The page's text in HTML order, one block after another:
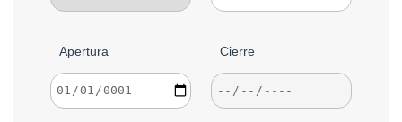
Apertura Cierre